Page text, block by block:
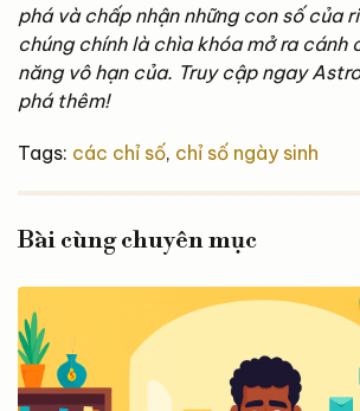
phá và chấp nhận những con số của
chúng chính là chìa khóa mở ra cánh
năng vô hạn của. Truy cập ngay
phá thêm!
Tags: các chỉ số, chỉ số ngày sinh
Bài cùng chuyên mục